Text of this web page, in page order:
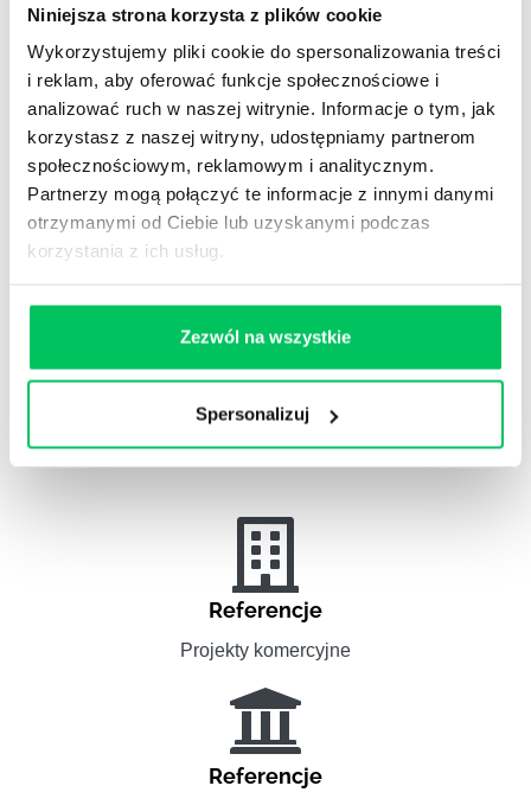
Niniejsza strona korzysta z plików cookie
Wykorzystujemy pliki cookie do spersonalizowania treści
i reklam, aby oferować funkcje społecznościowe i
analizować ruch w naszej witrynie. Informacje o tym, jak
korzystasz z naszej witryny, udostępniamy partnerom
społecznościowym, reklamowym i analitycznym.
Partnerzy mogą połączyć te informacje z innymi danymi
otrzymanymi od Ciebie lub uzyskanymi podczas
korzystania z ich usług.
Zezwól na wszystkie
Spersonalizuj
menedżerów, specjalistów i sprzedawców. Szkolenie z
narzędzi, które łatwo wdrożyć do swojej pracy.
Serdecznie zapraszamy na trening komunikacji
interpersonalnej!
Zainteresowany szkoleniem lub doradztwem z tego
zakresu? Daj nam znać.
ZAPYTAJ O ROZWIĄZANIA
REFERENCJE I CASE STUDIES
Referencje
Projekty komercyjne
Referencje